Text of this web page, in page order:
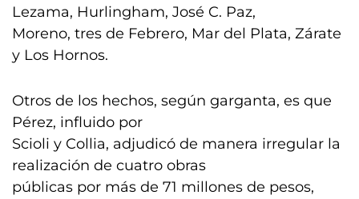
Lezama, Hurlingham, José C. Paz,
Moreno, tres de Febrero, Mar del Plata, Zárate
y Los Hornos.
Otros de los hechos, según garganta, es que
Pérez, influido por
Scioli y Collia, adjudicó de manera irregular la
realización de cuatro obras
públicas por más de 71 millones de pesos,